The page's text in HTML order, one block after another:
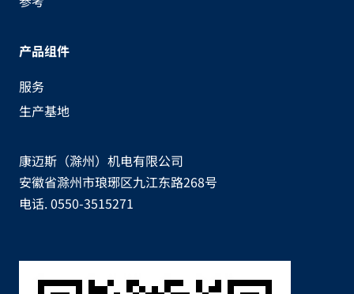
康迈斯（滁州）机电有限公司
安徽省滁州市琅琊区九江东路268号
电话. 0550-3515271
产品组件
服务
生产基地